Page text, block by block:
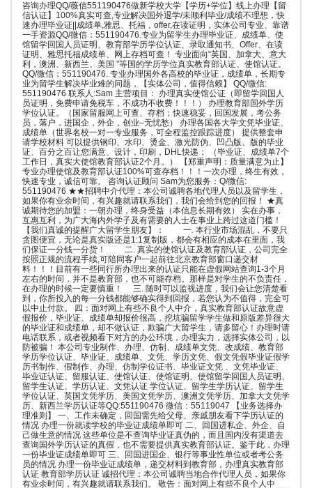
咨询办理QQ/薇信551190476做新学校大学【学历+学位】线上办理【留
信认证】100%真实可查,专业解决国外退学/未顺利毕业/成绩不理想，快
速办理毕业证||成绩单,雅思、托福，offer,在读证明，实体公司专业、靠谱
一手资源QQ/微信：551190476.专业为留学生办理毕业证、成绩单、使
馆留学回国人员证明、教育部学历学位认证、录取通知书、Offer、在读
证明、雅思托福成绩单、网上存档可查！ 专业面向“英国、加拿大、意大
利，澳洲、新西兰、美国 ”等国的学历学位真实教育部认证、使馆认证。
QQ/微信：551190476. 专业办理国外各高校的毕业证，成绩单，长期专
业为留学生解决毕业难的问题，【实体公司，值得信赖】 QQ/微信:
551190476 联系人:Sam 主营项目： 办理真实使馆公证（即留学回国人
员证明，免费申请免税车，不成功不收费！！！） 办理教育部国外学历
学位认证。（国家留服网上可查、存档；快速稳妥，回国发展，考公务
员，落户，进国企，外企，创业–无忧愁） 办理各国各大学文凭毕业证、
成绩单（世界名校一对一专业服务，可全程监控跟踪进度） 提供整套申
请学校材料 可以提供钢印、水印、烫金、激光防伪、凹凸版、版的毕业
证、百分之百让您满意、设计，印刷，DHL快递； （毕业证、成绩单7个
工作日，真实大使馆教育部认证2个月。） 【郑重声明：质量满意为止】
专业办理使馆及教育部认证100%可查存档！！！一次办理，终生有效，
快速专业，诚信可靠。 咨询认证顾问 Sam为您服务：Q/微信:
551190476 ★★招聘中介代理：本公司诚聘各地代理人员以及留学生，
如果你有业余时间，有兴趣就请联系我们，我们会给到您的回报！ ★真
诚期待您的加盟：一朝办理，终身受益（本信息长期有效） 实在办事，
互惠互利，为广大海内外学子及有需要的人士在事业上跨过这道门槛！
【我们真诚的提醒广大留学生朋友】： 一. 本行业市场混乱，不要只
贪图便宜，无论是真实版还是1:1复制版，都会有相应的成本在里面，我
们保证一分钱一分货！ 二. 真实的使馆认证及教育部认证，公司完全
按照正规的流程手续,可陪同客户一起前往北京教育部窗口递交材
料！！！目前有一些同行所办理出来的认证只能在虚假网站查询1-3个月
左右的时间，并不是教育部，也不可能存档。那样是对学生的不负责任，
在办理的时候一定要慎重！ 三. 随时可以监视进度，我们会让您清楚看
到，你所投入的每一分钱都能够确实得到回报，若您认为不值得，完全可
以中止付款。 四：面对网上有些不良个人中介，真实教育部认证故意虚
假报价，毕业证、成绩单却报价很高，挖坑骗留学学生做和原版差异很大
的毕业证和成绩单，却不做认证，欺骗广大留学生，请多留心！办理时请
电话联系，或者视频看下对方的办公环境，办理实力，选择实体公司，以
防被骗！ 本公司专业制作、办理、仿制、成绩单文凭、改成绩、教育部
学历学位认证、毕业证、成绩单、文凭、学历文凭、假文凭假毕业证假学
历书制作、假制作、办理、仿制学位证书、毕业证文凭 、文凭毕业证、
毕业证认证、留服认证、使馆认证、使馆证明、使馆留学回国人员证明、
留学生认证、学历认证、文凭认证 学位认证、留学生学历认证、留学生
学位认证、英国文凭学历、美国文凭学历、澳洲文凭学历、加拿大文凭学
历、新西兰学历认证等QQ:551190476 微信：55119047 【业务选择办
理准则】 一、工作未确定，回国需先给父母、亲戚朋友看下学历认证的
情况 办理一份就读学校的毕业证成绩单即可 二、回国进私企、外企、自
己做生意的情况 这些单位是不查询毕业证真伪的，而且国内没有渠道去
查询国外学历认证的真假，也不需要提供真实教育部认证。鉴于此，办理
一份毕业证成绩单即可 三、回国进国企、银行等事业性单位或者考公务
员的情况 办理一份毕业证成绩单，递交材料到教育部，办理真实教育部
认证 教育部学历认证 诚招代理：本公司诚聘当地合作代理人员，如果你
有业余时间，有兴趣就请联系我们。 敬告：面对网上有些不良个人中